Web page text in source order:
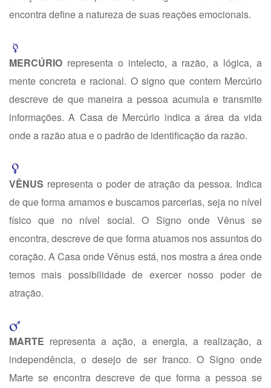
encontra define a natureza de suas reações emocionais.
MERCÚRIO representa o intelecto, a razão, a lógica, a
mente concreta e racional. O signo que contem Mercúrio
descreve de que maneira a pessoa acumula e transmite
informações. A Casa de Mercúrio indica a área da vida
onde a razão atua e o padrão de identificação da razão.
VÊNUS representa o poder de atração da pessoa. Indica
de que forma amamos e buscamos parcerias, seja no nível
físico que no nível social. O Signo onde Vênus se
encontra, descreve de que forma atuamos nos assuntos do
coração. A Casa onde Vênus está, nos mostra a área onde
temos mais possibilidade de exercer nosso poder de
atração.
MARTE representa a ação, a energia, a realização, a
independência, o desejo de ser franco. O Signo onde
Marte se encontra descreve de que forma a pessoa se